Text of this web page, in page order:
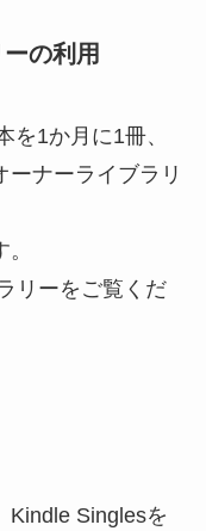
の利用
を1か月に1冊、
ナーライブラリ
リーをご覧くだ
Kindle Singlesを